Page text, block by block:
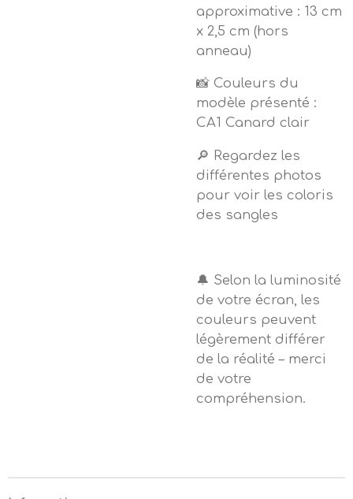
approximative : 13 cm
x 2,5 cm (hors
anneau)
📸 Couleurs du
modèle présenté :
CA1 Canard clair
🔎 Regardez les
différentes photos
pour voir les coloris
des sangles
🔔 Selon la luminosité
de votre écran, les
couleurs peuvent
légèrement différer
de la réalité – merci
de votre
compréhension.